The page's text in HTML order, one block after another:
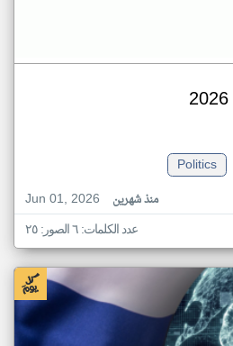
Politics
Jun 01, 2026
منذ شهرين
عدد الكلمات: ٦ الصور: ٢٥